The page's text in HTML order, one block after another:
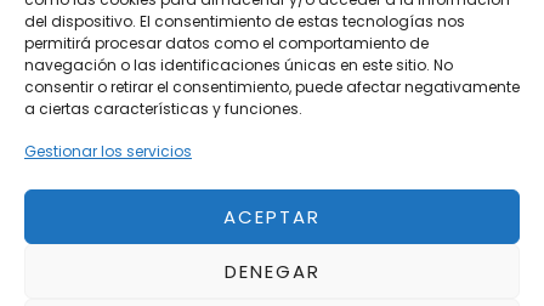
del dispositivo. El consentimiento de estas tecnologías nos
permitirá procesar datos como el comportamiento de
navegación o las identificaciones únicas en este sitio. No
consentir o retirar el consentimiento, puede afectar negativamente
a ciertas características y funciones.
Gestionar los servicios
ACEPTAR
DENEGAR
Próximos
Eclipse by SELECTO
Del 12/08/2026 al 12/08/2026
Del 02/10/2026 al 05/10/2026
Del 02/10/2026 al 05/10/2026